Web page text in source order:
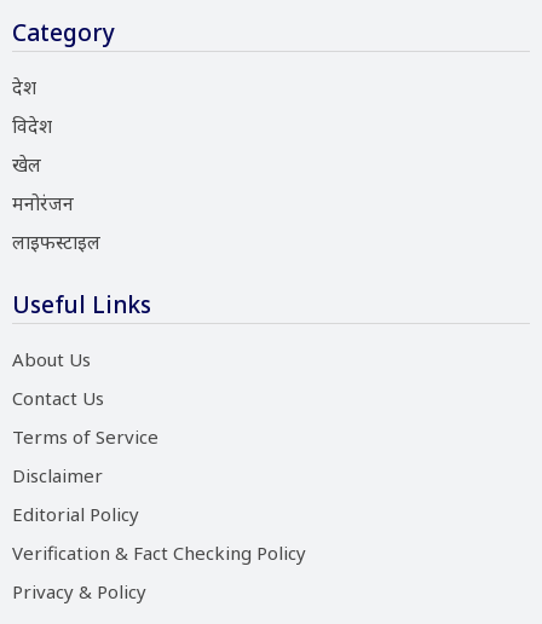
Category
देश
विदेश
खेल
मनोरंजन
लाइफस्टाइल
Useful Links
About Us
Contact Us
Terms of Service
Disclaimer
Editorial Policy
Verification & Fact Checking Policy
Privacy & Policy